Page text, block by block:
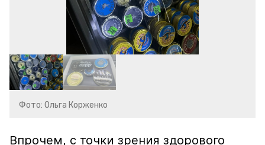
Фото: Ольга Корженко
Впрочем, с точки зрения здорового